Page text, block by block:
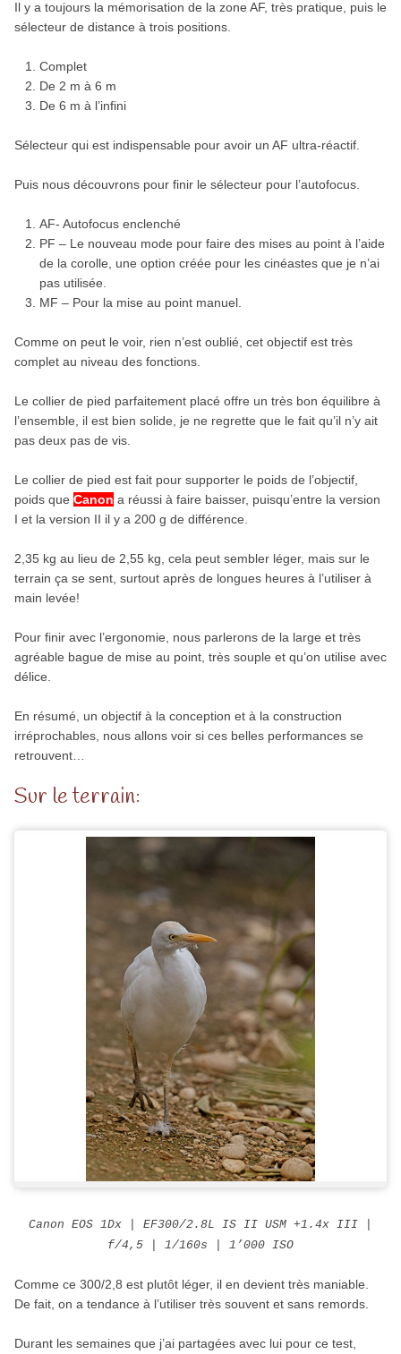
Il y a toujours la mémorisation de la zone AF, très pratique, puis le
sélecteur de distance à trois positions.
Complet
De 2 m à 6 m
De 6 m à l’infini
Sélecteur qui est indispensable pour avoir un AF ultra-réactif.
Puis nous découvrons pour finir le sélecteur pour l’autofocus.
AF- Autofocus enclenché
PF – Le nouveau mode pour faire des mises au point à l’aide
de la corolle, une option créée pour les cinéastes que je n’ai
pas utilisée.
MF – Pour la mise au point manuel.
Comme on peut le voir, rien n’est oublié, cet objectif est très
complet au niveau des fonctions.
Le collier de pied parfaitement placé offre un très bon équilibre à
l’ensemble, il est bien solide, je ne regrette que le fait qu’il n’y ait
pas deux pas de vis.
Le collier de pied est fait pour supporter le poids de l’objectif,
poids que Canon a réussi à faire baisser, puisqu’entre la version
I et la version II il y a 200 g de différence.
2,35 kg au lieu de 2,55 kg, cela peut sembler léger, mais sur le
terrain ça se sent, surtout après de longues heures à l’utiliser à
main levée!
Pour finir avec l’ergonomie, nous parlerons de la large et très
agréable bague de mise au point, très souple et qu’on utilise avec
délice.
En résumé, un objectif à la conception et à la construction
irréprochables, nous allons voir si ces belles performances se
retrouvent…
Sur le terrain:
Canon EOS 1Dx | EF300/2.8L IS II USM +1.4x III |
f/4,5 | 1/160s | 1’000 ISO
Comme ce 300/2,8 est plutôt léger, il en devient très maniable.
De fait, on a tendance à l’utiliser très souvent et sans remords.
Durant les semaines que j’ai partagées avec lui pour ce test,